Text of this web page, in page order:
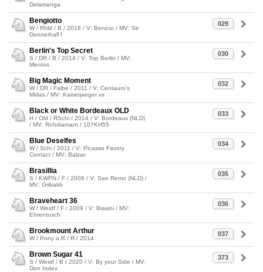
Delamanga
029
Bengiotto
W / Rhld / B / 2018 / V: Benicio / MV: Sir
Donnerhall I
030
Berlin's Top Secret
S / DR / B / 2014 / V: Top Berlin / MV:
Mentos
032
Big Magic Moment
W / DR / Falbe / 2011 / V: Centauro's
Midas / MV: Kaiserjaeger xx
033
Black or White Bordeaux OLD
H / Old / RSchi / 2014 / V: Bordeaux (NLD)
/ MV: Rohdiamant / 107KH55
034
Blue Deselfes
W / Schi / 2011 / V: Picasso Favory
Contact / MV: Balzac
035
Brasillia
S / KWPN / F / 2006 / V: San Remo (NLD) /
MV: Gribaldi
036
Braveheart 36
W / Westf / F / 2009 / V: Biasini / MV:
Ehrentusch
037
Brookmount Arthur
W / Pony o.R / R / 2014
373
Brown Sugar 41
S / Westf / B / 2020 / V: By your Side / MV:
Don Index